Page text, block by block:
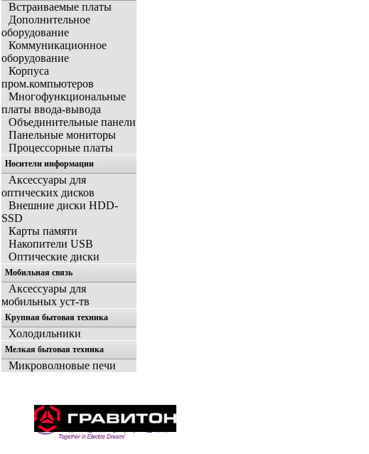
Встраиваемые платы
Дополнительное
оборудование
Коммуникационное
оборудование
Корпуса
пром.компьютеров
Многофункциональные
платы ввода-вывода
Объединительные панели
Панельные мониторы
Процессорные платы
Носители информации
Аксессуары для
оптических дисков
Внешние диски HDD-
SSD
Карты памяти
Накопители USB
Оптические диски
Мобильная связь
Аксессуары для
мобильных уст-тв
Крупная бытовая техника
Холодильники
Мелкая бытовая техника
Микроволновые печи